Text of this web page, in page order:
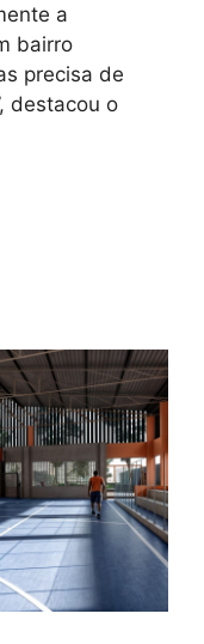
a
bairro
precisa de
destacou o